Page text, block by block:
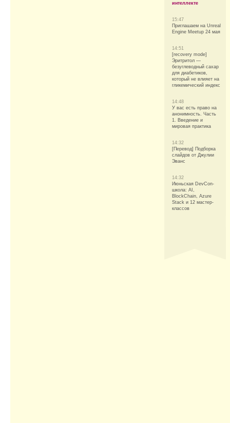
интеллекте
15:47
Приглашаем на Unreal
Engine Meetup 24 мая
14:51
[recovery mode]
Эритритол —
безуглеводный сахар
для диабетиков,
который не влияет на
гликемический индекс
14:48
У вас есть право на
анонимность. Часть
1. Введение и
мировая практика
14:32
[Перевод] Подборка
слайдов от Джулии
Эванс
14:32
Июньская DevCon-
школа: AI,
BlockChain, Azure
Stack и 12 мастер-
классов